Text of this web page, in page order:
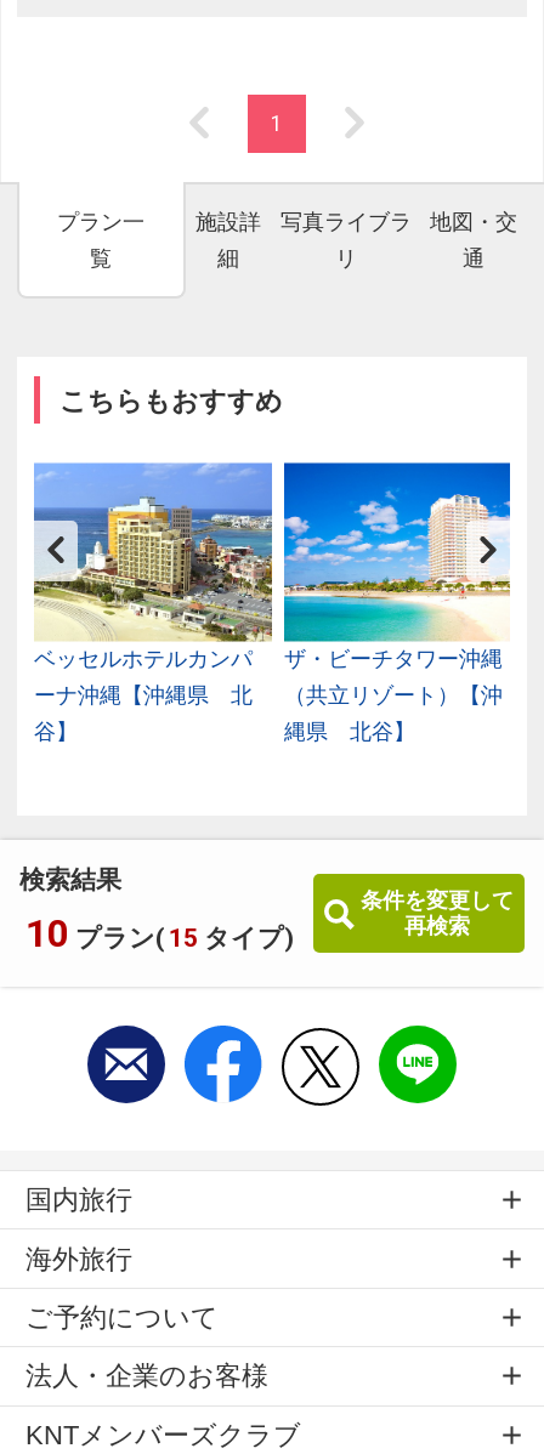
検索結果
10 プラン( 15 タイプ)
条件を変更して
再検索
1
プラン一
覧
施設詳
細
写真ライブラ
リ
地図・交
通
こちらもおすすめ
ベッセルホテルカンパ
ーナ沖縄【沖縄県 北
谷】
ザ・ビーチタワー沖縄
（共立リゾート）【沖
縄県 北谷】
国内旅行
海外旅行
ご予約について
法人・企業のお客様
KNTメンバーズクラブ